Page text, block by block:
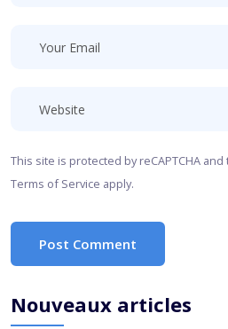
This site is protected by reCAPTCHA and
Terms of Service apply.
Post Comment
Nouveaux articles